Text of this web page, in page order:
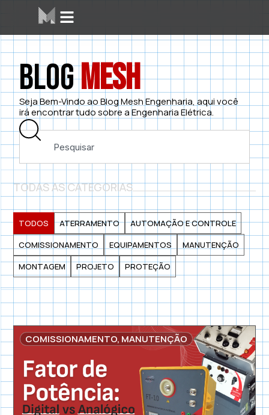
BlogMesh
Seja Bem-Vindo ao Blog Mesh Engenharia, aqui você
irá encontrar tudo sobre a Engenharia Elétrica.
TODAS AS CATEGORIAS
ATERRAMENTO
AUTOMAÇÃO E CONTROLE
COMISSIONAMENTO
EQUIPAMENTOS
MANUTENÇÃO
MONTAGEM
PROJETO PROTEÇÃO
TODOS
COMISSIONAMENTO, MANUTENÇÃO